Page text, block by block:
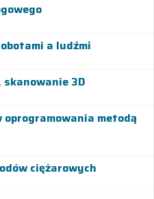
a ludźmi
3D
metodą
ciężarowych